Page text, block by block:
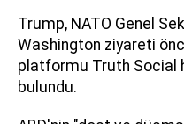
Trump, NATO Genel
Washington ziyareti
platformu Truth Social
bulundu.